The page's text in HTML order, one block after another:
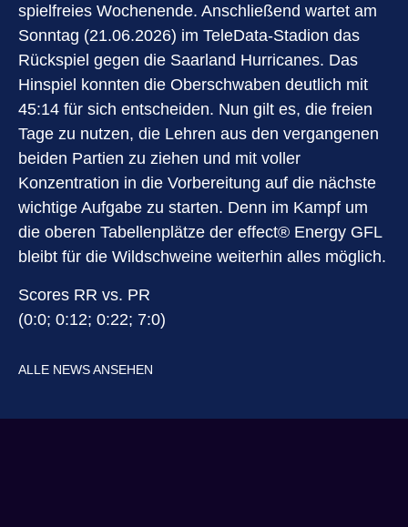
spielfreies Wochenende. Anschließend wartet am
Sonntag (21.06.2026) im TeleData-Stadion das
Rückspiel gegen die Saarland Hurricanes. Das
Hinspiel konnten die Oberschwaben deutlich mit
45:14 für sich entscheiden. Nun gilt es, die freien
Tage zu nutzen, die Lehren aus den vergangenen
beiden Partien zu ziehen und mit voller
Konzentration in die Vorbereitung auf die nächste
wichtige Aufgabe zu starten. Denn im Kampf um
die oberen Tabellenplätze der effect® Energy GFL
bleibt für die Wildschweine weiterhin alles möglich.
Scores RR vs. PR
(0:0; 0:12; 0:22; 7:0)
ALLE NEWS ANSEHEN